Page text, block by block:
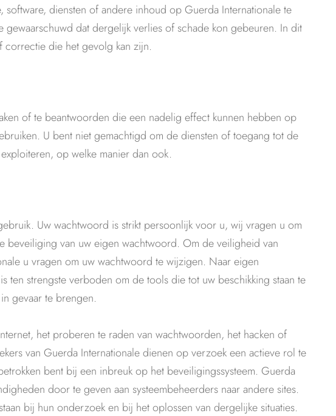
diensten of andere inhoud op Guerda Internationale te
dat dergelijk verlies of schade kon gebeuren. In dit
correctie die het gevolg kan zijn.
of te beantwoorden die een nadelig effect kunnen hebben op
U bent niet gemachtigd om de diensten of toegang tot de
op welke manier dan ook.
Uw wachtwoord is strikt persoonlijk voor u, wij vragen u om
beveiliging van uw eigen wachtwoord. Om de veiligheid van
u vragen om uw wachtwoord te wijzigen. Naar eigen
strengste verboden om de tools die tot uw beschikking staan te
gevaar te brengen.
het proberen te raden van wachtwoorden, het hacken of
van Guerda Internationale dienen op verzoek een actieve rol te
bent bij een inbreuk op het beveiligingssysteem. Guerda
door te geven aan systeembeheerders naar andere sites.
bij hun onderzoek en bij het oplossen van dergelijke situaties.